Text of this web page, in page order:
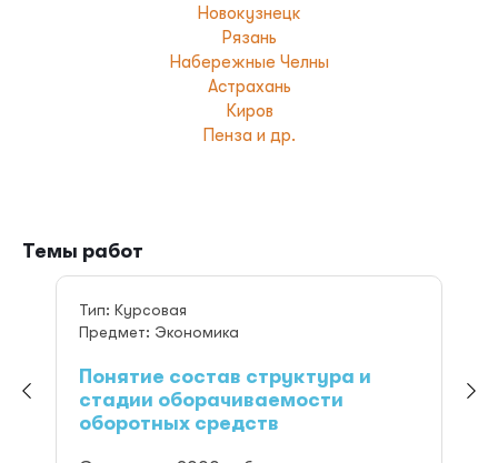
Новокузнецк
Рязань
Набережные Челны
Астрахань
Киров
Пенза и др.
Темы работ
Тип: Курсовая
Предмет: Экономика
Понятие состав структура и
стадии оборачиваемости
оборотных средств